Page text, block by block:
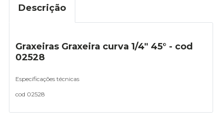
Descrição
Graxeiras Graxeira curva 1/4" 45° - cod
02528
Especificações técnicas
cod 02528